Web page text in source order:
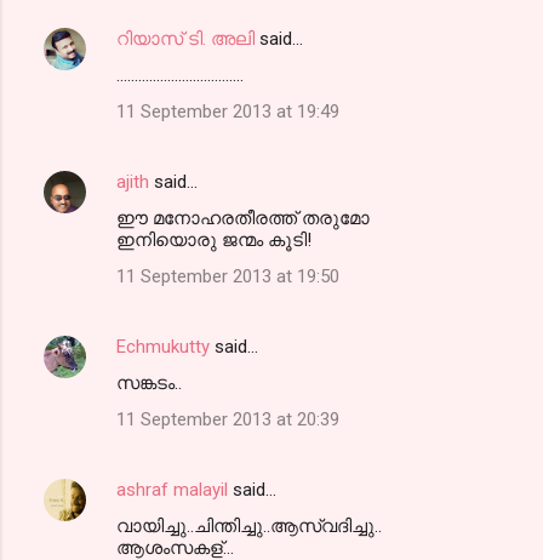
റിയാസ് ടി. അലി said…
11 September 2013 at 19:49
ajith said…
ഈ മനോഹരതീരത്ത് തരുമോ
ഇനിയൊരു ജന്മം കൂടി!
11 September 2013 at 19:50
Echmukutty said…
സങ്കടം..
11 September 2013 at 20:39
ashraf malayil said…
വായിച്ചു..ചിന്തിച്ചു..ആസ്വദിച്ചു..
ആശംസകള്...